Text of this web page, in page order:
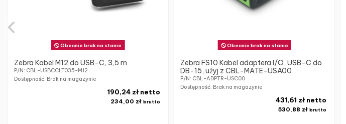
Obecnie brak na stanie
Zebra Kabel M12 do USB-C, 3,5 m
P/N: CBL-USBCCLT035-M12
Dostępność: Brak na magazynie
234,00 złbrutto
190,24 zł netto
Obecnie brak na stanie
Zebra FS10 Kabel adaptera I/O, USB-C do
DB-15, użyj z CBL-MATE-USA00
P/N: CBL-ADPTR-USC00
Dostępność: Brak na magazynie
530,88 złbrutto
431,61 zł netto